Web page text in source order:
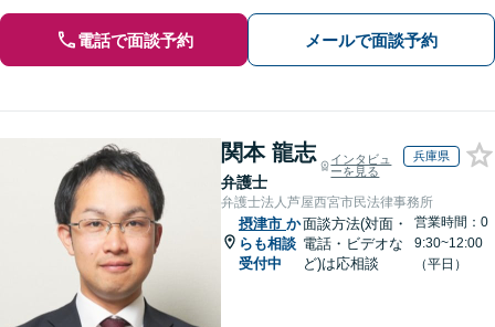
電話で面談予約 メールで面談予約
関本 龍志
弁護士
インタビュ
ーを見る
兵庫県
弁護士法人芦屋西宮市民法律事務所
摂津市 か
らも相談
受付中
面談方法(対面・
電話・ビデオな
ど)は応相談
営業時間：0
9:30~12:00
（平日）